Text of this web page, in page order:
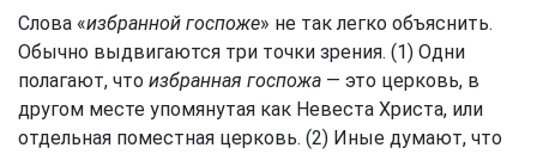
Слова «избранной госпоже» не так легко объяснить.
Обычно выдвигаются три точки зрения. (1) Одни
полагают, что избранная госпожа — это церковь, в
другом месте упомянутая как Невеста Христа, или
отдельная поместная церковь. (2) Иные думают, что